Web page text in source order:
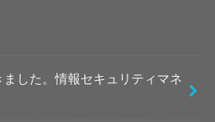
した。情報セキュリティマネ